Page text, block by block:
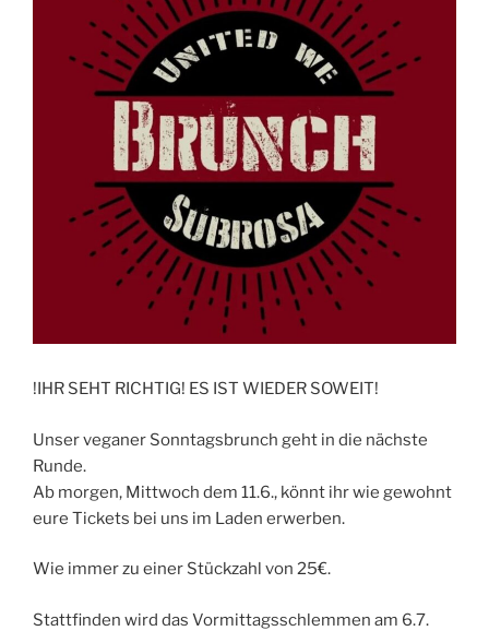
!IHR SEHT RICHTIG! ES IST WIEDER SOWEIT!
Unser veganer Sonntagsbrunch geht in die nächste
Runde.
Ab morgen, Mittwoch dem 11.6., könnt ihr wie gewohnt
eure Tickets bei uns im Laden erwerben.
Wie immer zu einer Stückzahl von 25€.
Stattfinden wird das Vormittagsschlemmen am 6.7.